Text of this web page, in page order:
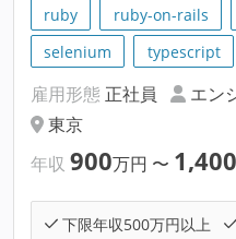
ruby ruby-on-rails
selenium
typescript
雇用形態 正社員
エン
東京
年収 900万円 〜 1,400
下限年収500万円以上